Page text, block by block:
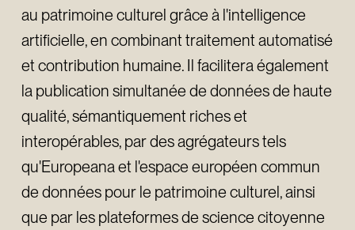
au patrimoine culturel grâce à l'intelligence
artificielle, en combinant traitement automatisé
et contribution humaine. Il facilitera également
la publication simultanée de données de haute
qualité, sémantiquement riches et
interopérables, par des agrégateurs tels
qu'Europeana et l'espace européen commun
de données pour le patrimoine culturel, ainsi
que par les plateformes de science citoyenne